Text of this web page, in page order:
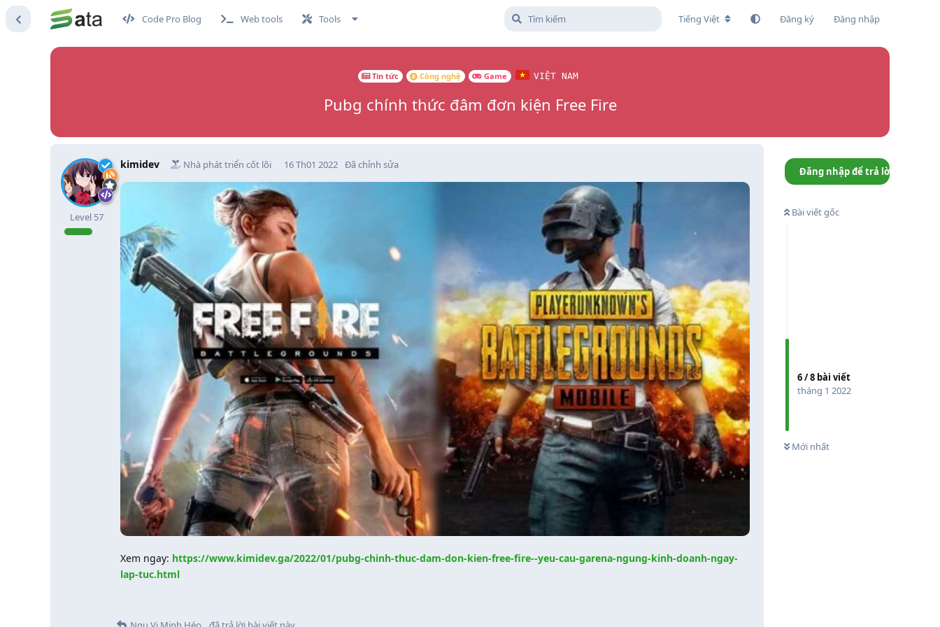
Code Pro Blog Web tools Tools Tiếng Việt Đăng ký Đăng nhập
Tin tức Công nghệ Game VIỆT NAM
Pubg chính thức đâm đơn kiện Free Fire
Đăng nhập để trả lời
Bài viết gốc
6/8 bài viết
tháng 1 2022
Mới nhất
kimidev Nhà phát triển cốt lõi
Level 57
16 Th01 2022 Đã chỉnh sửa
Xem ngay: https://www.kimidev.ga/2022/01/pubg-chinh-thuc-dam-don-kien-free-fire--yeu-cau-garena-ngung-kinh-doanh-ngay-
lap-tuc.html